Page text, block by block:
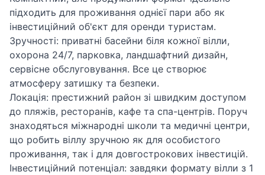
підходить для проживання однієї пари або як
інвестиційний об'єкт для оренди туристам.
Зручності: приватні басейни біля кожної вілли,
охорона 24/7, парковка, ландшафтний дизайн,
сервісне обслуговування. Все це створює
атмосферу затишку та безпеки.
Локація: престижний район зі швидким доступом
до пляжів, ресторанів, кафе та спа-центрів. Поруч
знаходяться міжнародні школи та медичні центри,
що робить віллу зручною як для особистого
проживання, так і для довгострокових інвестицій.
Інвестиційний потенціал: завдяки формату вілли з 1